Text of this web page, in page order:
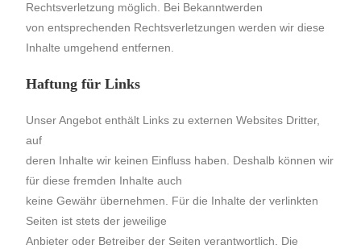
Rechtsverletzung möglich. Bei Bekanntwerden
von entsprechenden Rechtsverletzungen werden wir diese
Inhalte umgehend entfernen.
Haftung für Links
Unser Angebot enthält Links zu externen Websites Dritter,
auf
deren Inhalte wir keinen Einfluss haben. Deshalb können wir
für diese fremden Inhalte auch
keine Gewähr übernehmen. Für die Inhalte der verlinkten
Seiten ist stets der jeweilige
Anbieter oder Betreiber der Seiten verantwortlich. Die